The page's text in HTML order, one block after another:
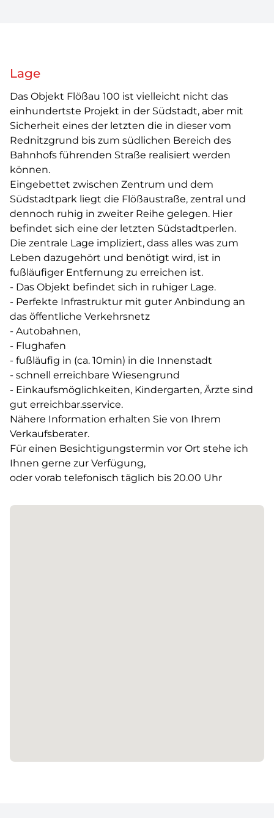
Lage
Das Objekt Flößau 100 ist vielleicht nicht das
einhundertste Projekt in der Südstadt, aber mit
Sicherheit eines der letzten die in dieser vom
Rednitzgrund bis zum südlichen Bereich des
Bahnhofs führenden Straße realisiert werden
können.
Eingebettet zwischen Zentrum und dem
Südstadtpark liegt die Flößaustraße, zentral und
dennoch ruhig in zweiter Reihe gelegen. Hier
befindet sich eine der letzten Südstadtperlen.
Die zentrale Lage impliziert, dass alles was zum
Leben dazugehört und benötigt wird, ist in
fußläufiger Entfernung zu erreichen ist.
- Das Objekt befindet sich in ruhiger Lage.
- Perfekte Infrastruktur mit guter Anbindung an
das öffentliche Verkehrsnetz
- Autobahnen,
- Flughafen
- fußläufig in (ca. 10min) in die Innenstadt
- schnell erreichbare Wiesengrund
- Einkaufsmöglichkeiten, Kindergarten, Ärzte sind
gut erreichbar.sservice.
Nähere Information erhalten Sie von Ihrem
Verkaufsberater.
Für einen Besichtigungstermin vor Ort stehe ich
Ihnen gerne zur Verfügung,
oder vorab telefonisch täglich bis 20.00 Uhr